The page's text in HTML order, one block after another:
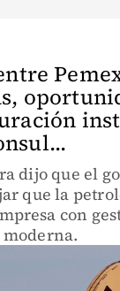
dijo que el
que la
con